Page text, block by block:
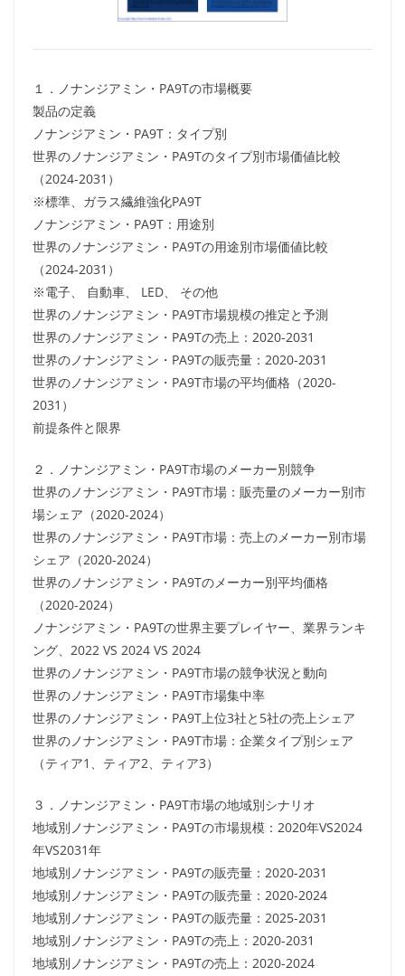
１．ノナンジアミン・PA9Tの市場概要
製品の定義
ノナンジアミン・PA9T：タイプ別
世界のノナンジアミン・PA9Tのタイプ別市場価値比較
（2024-2031）
※標準、ガラス繊維強化PA9T
ノナンジアミン・PA9T：用途別
世界のノナンジアミン・PA9Tの用途別市場価値比較
（2024-2031）
※電子、 自動車、 LED、 その他
世界のノナンジアミン・PA9T市場規模の推定と予測
世界のノナンジアミン・PA9Tの売上：2020-2031
世界のノナンジアミン・PA9Tの販売量：2020-2031
世界のノナンジアミン・PA9T市場の平均価格（2020-
2031）
前提条件と限界
２．ノナンジアミン・PA9T市場のメーカー別競争
世界のノナンジアミン・PA9T市場：販売量のメーカー別市
場シェア（2020-2024）
世界のノナンジアミン・PA9T市場：売上のメーカー別市場
シェア（2020-2024）
世界のノナンジアミン・PA9Tのメーカー別平均価格
（2020-2024）
ノナンジアミン・PA9Tの世界主要プレイヤー、業界ランキ
ング、2022 VS 2024 VS 2024
世界のノナンジアミン・PA9T市場の競争状況と動向
世界のノナンジアミン・PA9T市場集中率
世界のノナンジアミン・PA9T上位3社と5社の売上シェア
世界のノナンジアミン・PA9T市場：企業タイプ別シェア
（ティア1、ティア2、ティア3）
３．ノナンジアミン・PA9T市場の地域別シナリオ
地域別ノナンジアミン・PA9Tの市場規模：2020年VS2024
年VS2031年
地域別ノナンジアミン・PA9Tの販売量：2020-2031
地域別ノナンジアミン・PA9Tの販売量：2020-2024
地域別ノナンジアミン・PA9Tの販売量：2025-2031
地域別ノナンジアミン・PA9Tの売上：2020-2031
地域別ノナンジアミン・PA9Tの売上：2020-2024